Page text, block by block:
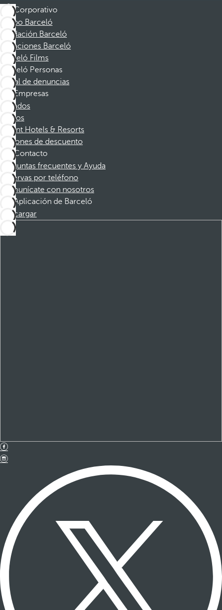
Corporativo
Grupo Barceló
Fundación Barceló
Vacaciones Barceló
Barceló Films
Barceló Personas
Canal de denuncias
Empresas
Afiliados
Socios
Dorint Hotels & Resorts
Cupones de descuento
Contacto
Preguntas frecuentes y Ayuda
Reservas por teléfono
Comunícate con nosotros
Aplicación de Barceló
Descargar